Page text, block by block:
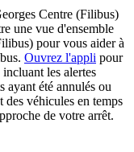
Centre (Filibus)
une vue d'ensemble
pour vous aider à
Ouvrez l'appli pour
les alertes
ayant été annulés ou
des véhicules en temps
de votre arrêt.